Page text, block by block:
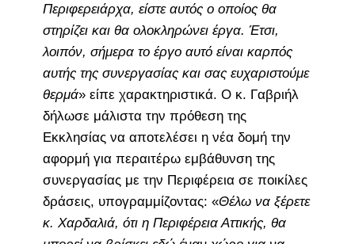
Περιφερειάρχα, είστε αυτός ο οποίος θα
στηρίζει και θα ολοκληρώνει έργα. Έτσι,
λοιπόν, σήμερα το έργο αυτό είναι καρπός
αυτής της συνεργασίας και σας ευχαριστούμε
θερμά» είπε χαρακτηριστικά. Ο κ. Γαβριήλ
δήλωσε μάλιστα την πρόθεση της
Εκκλησίας να αποτελέσει η νέα δομή την
αφορμή για περαιτέρω εμβάθυνση της
συνεργασίας με την Περιφέρεια σε ποικίλες
δράσεις, υπογραμμίζοντας: «Θέλω να ξέρετε
κ. Χαρδαλιά, ότι η Περιφέρεια Αττικής, θα